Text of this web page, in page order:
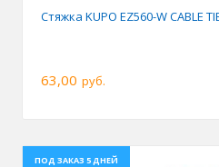
Стяжка KUPO EZ560-W CABLE
63,00 руб.
ПОД ЗАКАЗ 5 ДНЕЙ